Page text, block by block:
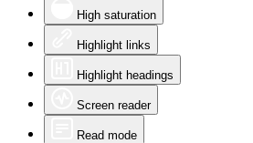
High saturation
Highlight links
Highlight headings
Screen reader
Read mode